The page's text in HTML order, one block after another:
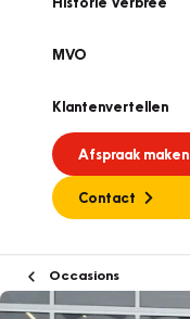
MVO
Klantenvertellen
Afspraak maken
Contact
Occasions